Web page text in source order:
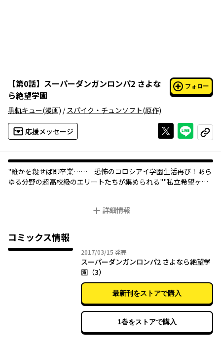
【第0話】 スーパーダンガンロンパ2 さよな
ら絶望学園
フォロー
黒軌キュー(漫画) /スパイク・チュンソフト(原作)
応援メッセージ Xで投稿する
ライン
コピー
"誰かを殺せば即卒業…… 恐怖のコロシアイ学園生活再び！あら
ゆる分野の超高校級のエリートたちが集められる""私立希望ヶ峰
を突きつけられた彼らは、島からの脱出を条件に、コロシアイを
のコロシアイが始まる。"
詳細情報
コミックス情報
2017/03/15 2017年03月15日
発売
スーパーダンガンロンパ2 さよなら絶望学
園（3）
最新刊をストアで購入
1巻をストアで購入